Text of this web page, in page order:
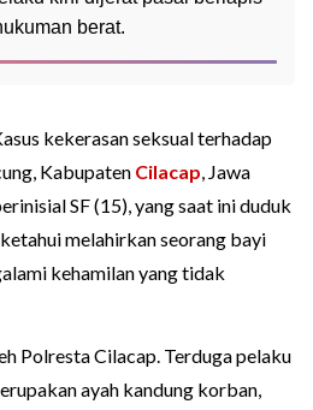
berat.
kekerasan seksual terhadap
Kabupaten Cilacap, Jawa
SF (15), yang saat ini duduk
melahirkan seorang bayi
kehamilan yang tidak
Polresta Cilacap. Terduga pelaku
ayah kandung korban,